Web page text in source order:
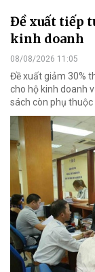
Đề xuất tiếp
kinh doanh
08/08/2026 11:05
Đề xuất giảm 30%
cho hộ kinh doanh
sách còn phụ thuộc